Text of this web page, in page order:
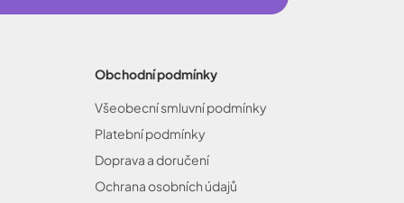
Obchodní podmínky
Všeobecní smluvní podmínky
Platební podmínky
Doprava a doručení
Ochrana osobních údajů